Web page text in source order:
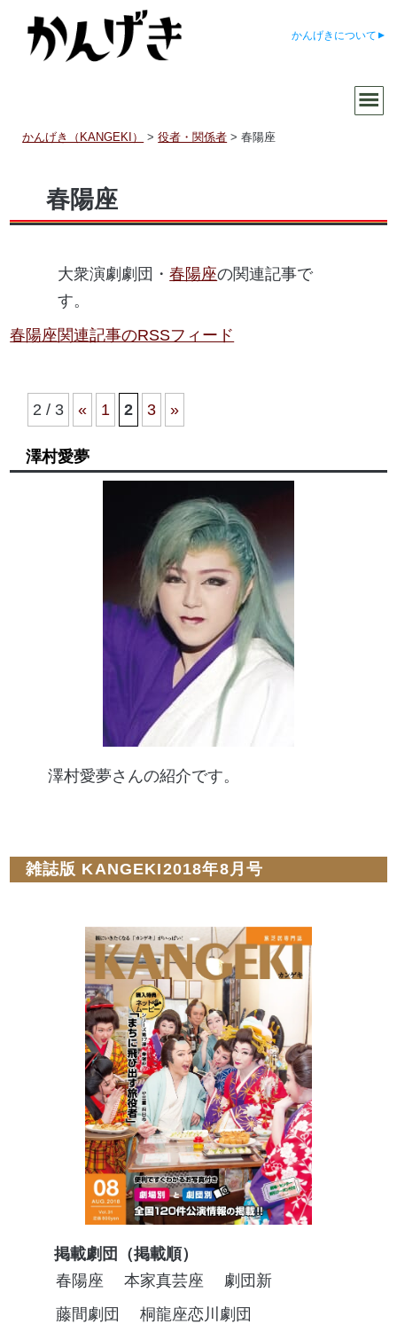
かんげきについて
かんげき（KANGEKI） >役者・関係者 >春陽座
春陽座
大衆演劇劇団・春陽座の関連記事で
す。
春陽座関連記事のRSSフィード
2 / 3 « 1 2 3 »
澤村愛夢
澤村愛夢さんの紹介です。
雑誌版 KANGEKI2018年8月号
掲載劇団（掲載順）
春陽座
本家真芸座
劇団新
藤間劇団
桐龍座恋川劇団